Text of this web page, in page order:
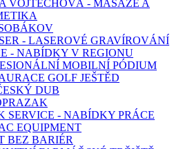
VOJTĚCHOVÁ - MASÁŽE A
- LASEROVÉ GRAVÍROVÁNÍ
- NABÍDKY V REGIONU
MOBILNÍ PÓDIUM
GOLF JEŠTĚD
DUB
SERVICE - NABÍDKY PRÁCE
EQUIPMENT
BEZ BARIÉR